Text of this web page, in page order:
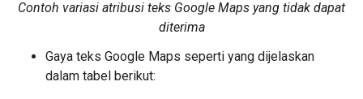
Contoh variasi atribusi teks Google Maps yang tidak dapat
diterima
Gaya teks Google Maps seperti yang dijelaskan
dalam tabel berikut: